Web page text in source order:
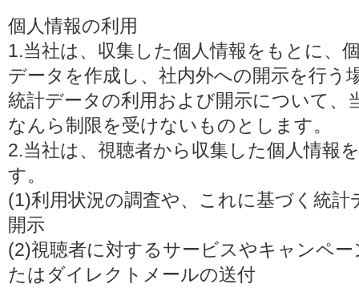
個人情報の利用
1.当社は、収集した個人情報をもとに、
データを作成し、社内外への開示を行う
統計データの利用および開示について、
なんら制限を受けないものとします。
2.当社は、視聴者から収集した個人情報
す。
(1)利用状況の調査や、これに基づく統
開示
(2)視聴者に対するサービスやキャンペ
たはダイレクトメールの送付